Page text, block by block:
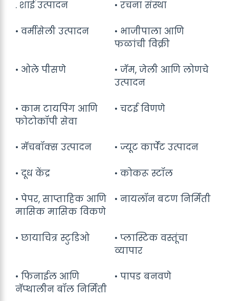
. शाई उत्पादन • रचना संस्था
• वर्मीसेली उत्पादन
• भाजीपाला आणि
फळांची विक्री
• ओले पीसणे
• जॅम, जेली आणि लोणचे
उत्पादन
• काम टायपिंग आणि
फोटोकॉपी सेवा
• चटई विणणे
• मॅचबॉक्स उत्पादन • ज्यूट कार्पेट उत्पादन
• दूध केंद्र • कोकरू स्टॉल
• पेपर, साप्ताहिक आणि
मासिक मासिक विकणे
• नायलॉन बटण निर्मिती
• छायाचित्र स्टुडिओ
• प्लास्टिक वस्तूंचा
व्यापार
• फिनाईल आणि
नॅप्थालीन बॉल निर्मिती
• पापड बनवणे